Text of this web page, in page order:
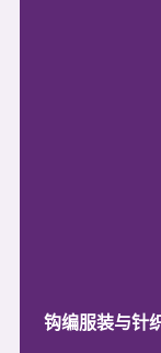
钩编服装与针